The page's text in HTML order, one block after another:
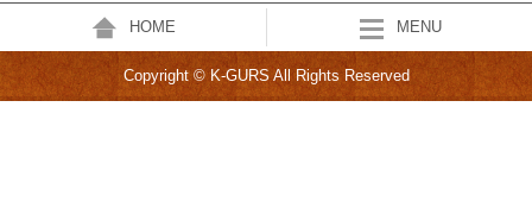
HOME MENU
Copyright © K-GURS All Rights Reserved